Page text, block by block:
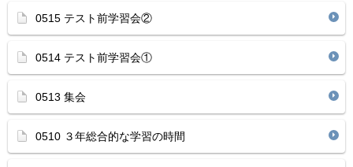
0515 テスト前学習会②
0514 テスト前学習会①
0513 集会
0510 ３年総合的な学習の時間